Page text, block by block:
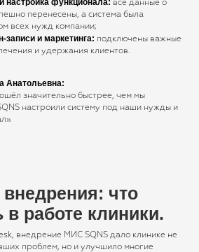
все данные о
перенесены, а система была
всех нужд компании;
записи и маркетинга: подключены важные
и удержания клиентов.
Анатольевна:
значительно быстрее, чем мы
настроили систему под наши нужды и
внедрения: что
в работе клиники.
внедрение МИС SQNS дало клинике не
проблем, но и улучшило многие
карты